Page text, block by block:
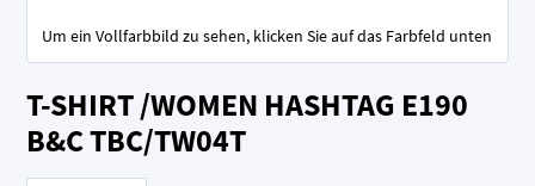
T-SHIRT /WOMEN HASHTAG E190
B&C TBC/TW04T
Um ein Vollfarbbild zu sehen, klicken Sie auf das Farbfeld unten
Anfang
der
Bildgalerie